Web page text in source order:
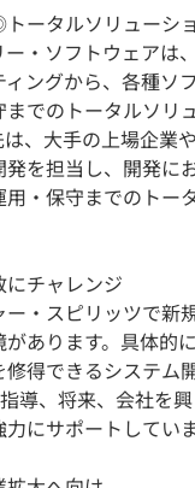
ータルソリューシ
・ソフトウェアは
ングから、各種ソ
でのトータルソリ
、大手の上場企業
を担当し、開発に
・保守までのトー
チャレンジ
・スピリッツで新
があります。具体的
得できるシステム
導、将来、会社を
にサポートしていま